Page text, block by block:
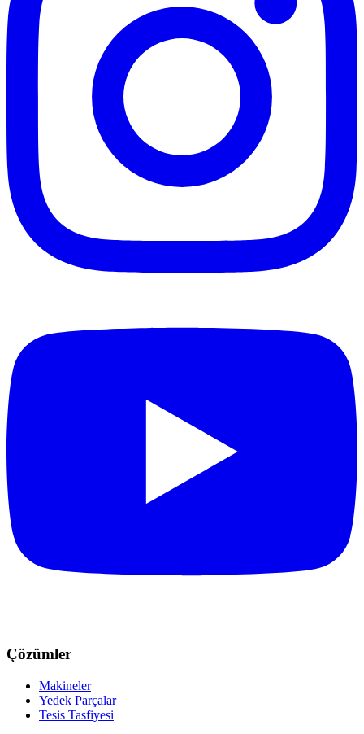
Çözümler
Makineler
Yedek Parçalar
Tesis Tasfiyesi